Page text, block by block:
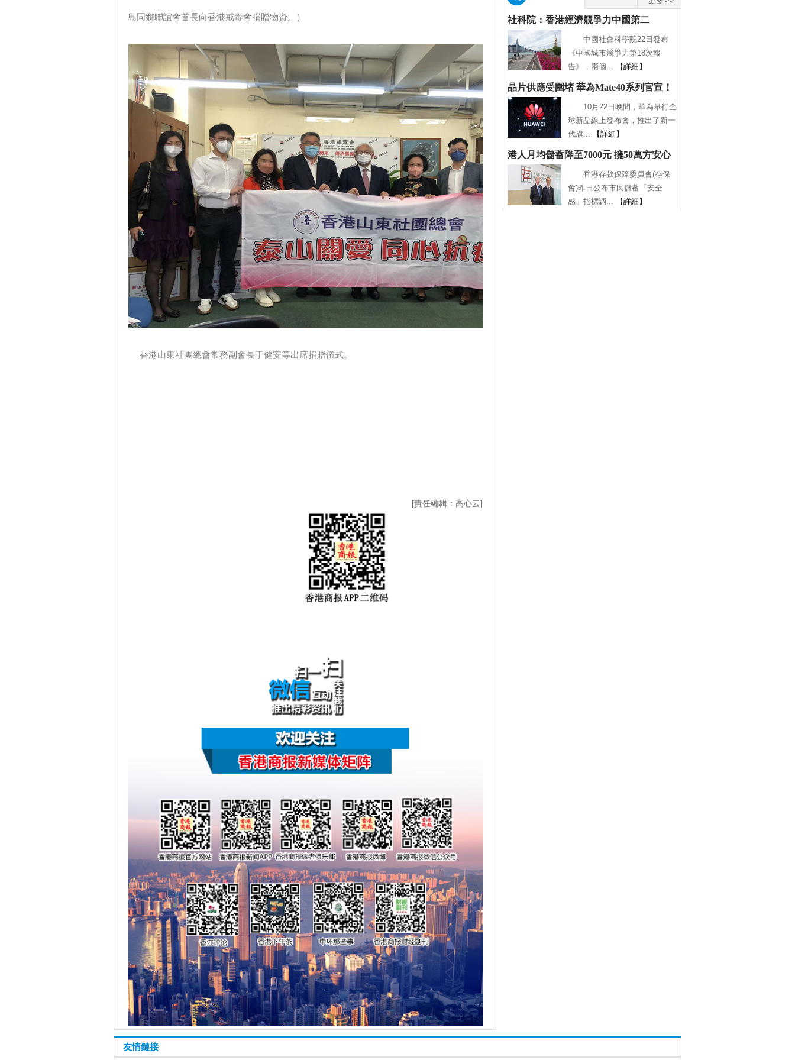
島同鄉聯誼會首長向香港戒毒會捐贈物資。）
香港山東社團總會常務副會長于健安等出席捐贈儀式。
[責任編輯：高心云]